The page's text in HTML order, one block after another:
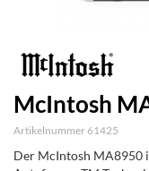
McIntosh
Artikelnummer 61425
Der McIntosh MA8950